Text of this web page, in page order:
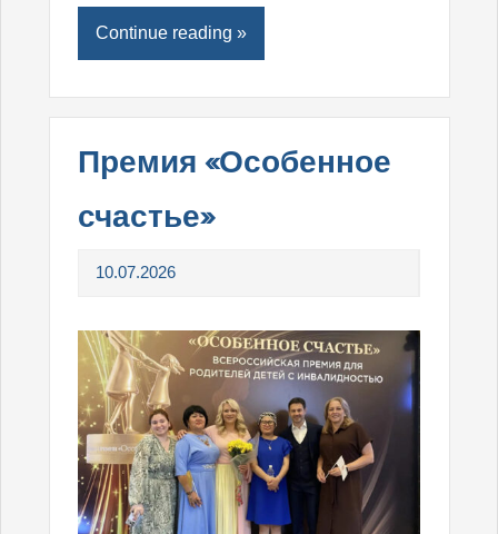
Continue reading »
Премия «Особенное
счастье»
10.07.2026